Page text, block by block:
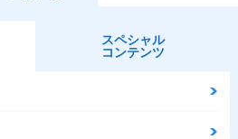
スペシャル
コンテンツ